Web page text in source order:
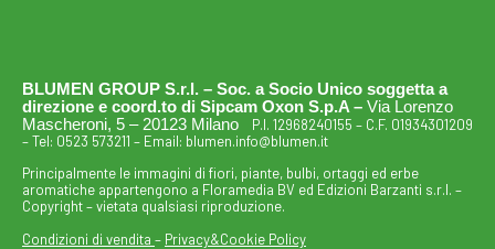
BLUMEN GROUP S.r.l. – Soc. a Socio Unico soggetta a
direzione e coord.to di Sipcam Oxon S.p.A – Via Lorenzo
Mascheroni, 5 – 20123 Milano P.I. 12968240155 – C.F. 01934301209
– Tel: 0523 573211 – Email: blumen.info@blumen.it
Principalmente le immagini di fiori, piante, bulbi, ortaggi ed erbe
aromatiche appartengono a Floramedia BV ed Edizioni Barzanti s.r.l. –
Copyright – vietata qualsiasi riproduzione.
Condizioni di vendita – Privacy&Cookie Policy